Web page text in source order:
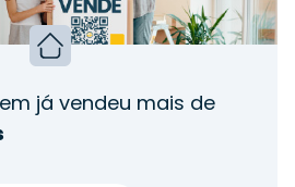
já vendeu mais de